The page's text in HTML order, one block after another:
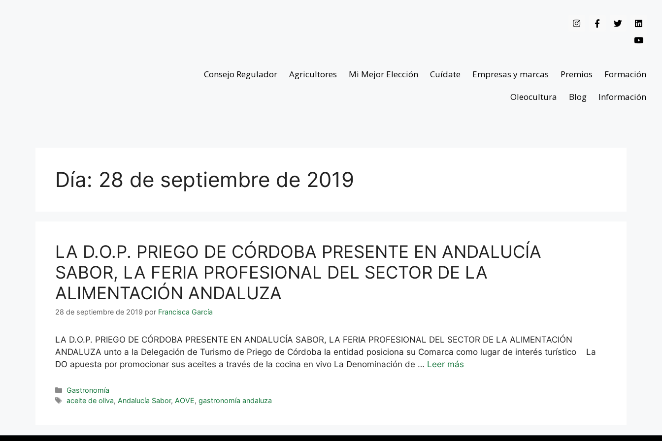
Consejo Regulador Agricultores Mi Mejor Elección Cuídate Empresas y marcas Premios
Formación
Oleocultura
Blog Información
Día: 28 de septiembre de 2019
LA D.O.P. PRIEGO DE CÓRDOBA PRESENTE EN ANDALUCÍA
SABOR, LA FERIA PROFESIONAL DEL SECTOR DE LA
ALIMENTACIÓN ANDALUZA
28 de septiembre de 2019 por Francisca García
LA D.O.P. PRIEGO DE CÓRDOBA PRESENTE EN ANDALUCÍA SABOR, LA FERIA PROFESIONAL DEL SECTOR DE LA ALIMENTACIÓN
ANDALUZA unto a la Delegación de Turismo de Priego de Córdoba la entidad posiciona su Comarca como lugar de interés turístico La
DO apuesta por promocionar sus aceites a través de la cocina en vivo La Denominación de … Leer más
Gastronomía
aceite de oliva,Andalucía Sabor,AOVE,gastronomía andaluza